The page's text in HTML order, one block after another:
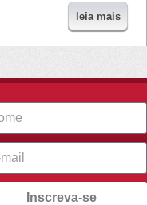
leia mais
Inscreva-se